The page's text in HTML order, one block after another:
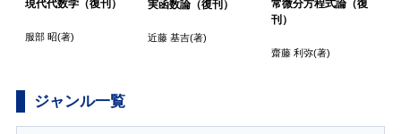
現代代数学（復刊）
服部 昭(著)
実函数論（復刊）
近藤 基吉(著)
常微分方程式論（復
刊）
齋藤 利弥(著)
ジャンル一覧